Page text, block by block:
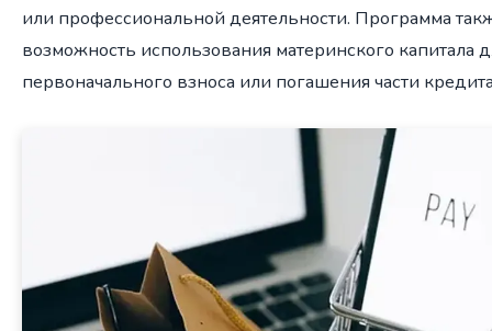
или профессиональной деятельности. Программа
возможность использования материнского капитала
первоначального взноса или погашения части